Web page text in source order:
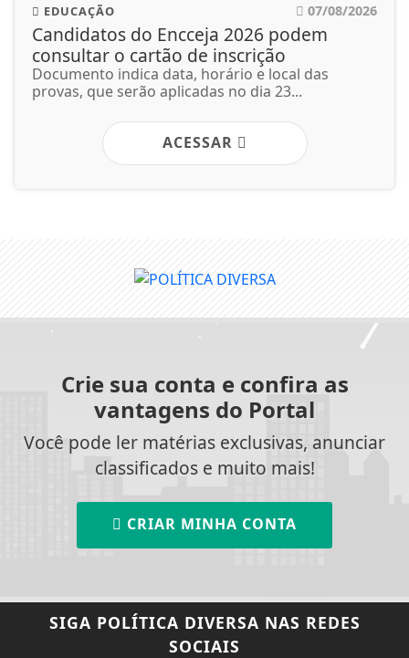
EDUCAÇÃO 07/08/2026
Candidatos do Encceja 2026 podem
consultar o cartão de inscrição
Documento indica data, horário e local das
provas, que serão aplicadas no dia 23...
ACESSAR
Crie sua conta e confira as
vantagens do Portal
Você pode ler matérias exclusivas, anunciar
classificados e muito mais!
CRIAR MINHA CONTA
SIGA POLÍTICA DIVERSA NAS REDES
SOCIAIS